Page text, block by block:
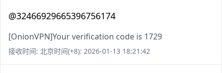
@32466929665396756174
[OnionVPN]Your verification code is 1729
接收时间: 北京时间(+8): 2026-01-13 18:21:42